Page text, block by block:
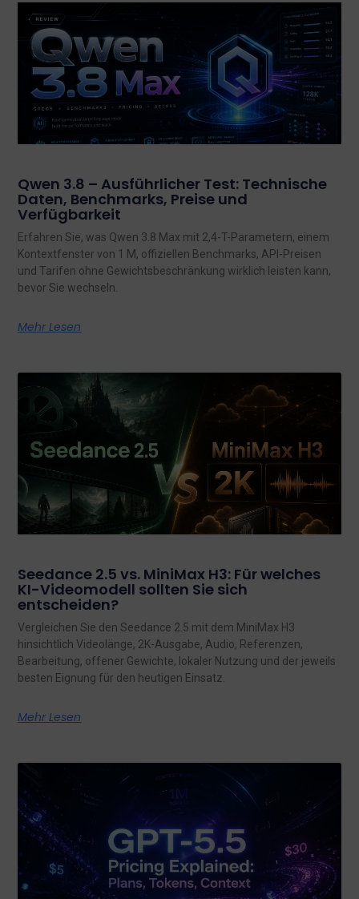
Qwen 3.8 – Ausführlicher Test: Technische
Daten, Benchmarks, Preise und
Verfügbarkeit
Erfahren Sie, was Qwen 3.8 Max mit 2,4-T-Parametern, einem
Kontextfenster von 1 M, offiziellen Benchmarks, API-Preisen
und Tarifen ohne Gewichtsbeschränkung wirklich leisten kann,
bevor Sie wechseln.
Mehr Lesen
Seedance 2.5 vs. MiniMax H3: Für welches
KI-Videomodell sollten Sie sich
entscheiden?
Vergleichen Sie den Seedance 2.5 mit dem MiniMax H3
hinsichtlich Videolänge, 2K-Ausgabe, Audio, Referenzen,
Bearbeitung, offener Gewichte, lokaler Nutzung und der jeweils
besten Eignung für den heutigen Einsatz.
Mehr Lesen